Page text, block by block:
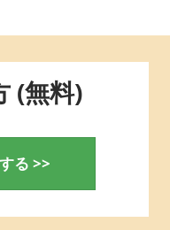
(無料)
る >>